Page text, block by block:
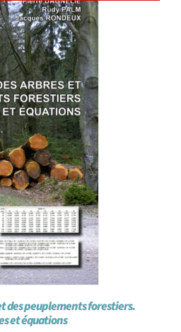
des peuplements forestiers.
et équations